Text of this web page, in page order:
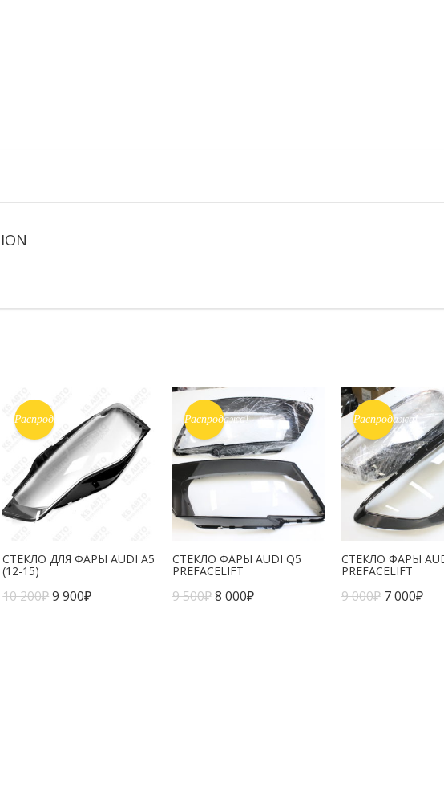
Распродажа!
СТЕКЛО ДЛЯ ФАРЫ AUDI A5
(12-15)
10 200₽9 900₽
Распродажа!
СТЕКЛО ФАРЫ AUDI Q5
PREFACELIFT
9 500₽ 8 000₽
Распродажа!
СТЕКЛО ФАРЫ
PREFACELIFT
9 000₽ 7 000₽